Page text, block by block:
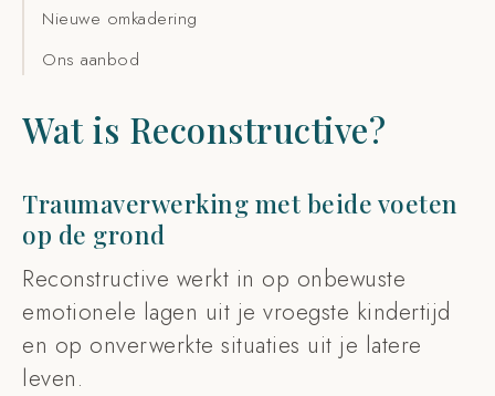
Nieuwe omkadering
Ons aanbod
Wat is Reconstructive?
Traumaverwerking met beide voeten
op de grond
Reconstructive werkt in op onbewuste
emotionele lagen uit je vroegste kindertijd
en op onverwerkte situaties uit je latere
leven.